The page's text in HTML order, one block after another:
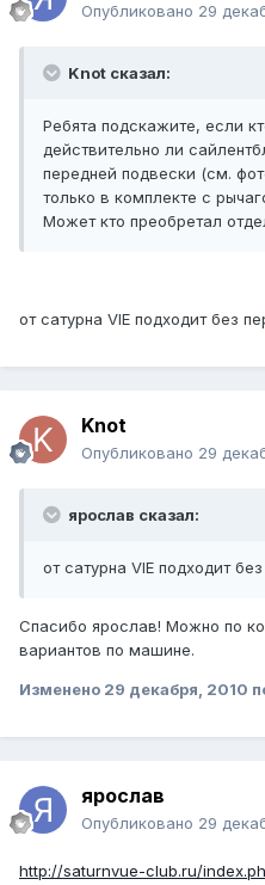
Опубликовано 29
Knot сказал:
Ребята подскажите, если
действительно ли
передней подвески (см.
только в комплекте с
Может кто преобретал
от сатурна VIE подходит без
Knot
Опубликовано 29
ярослав сказал:
от сатурна VIE подходит
Спасибо ярослав! Можно по
вариантов по машине.
Изменено 29 декабря, 2010
ярослав
Опубликовано 29
http://saturnvue-club.ru/